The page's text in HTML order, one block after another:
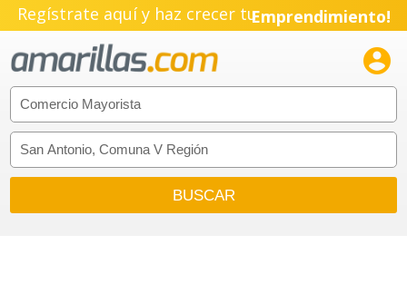
Regístrate aquí y haz crecer tuEmprendimiento!
